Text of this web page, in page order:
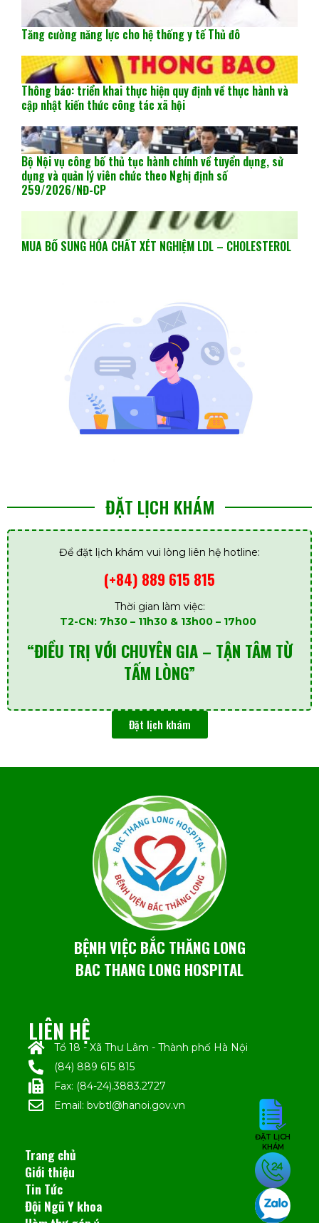
Tăng cường năng lực cho hệ thống y tế Thủ đô
Thông báo: triển khai thực hiện quy định về thực hành và
cập nhật kiến thức công tác xã hội
Bộ Nội vụ công bố thủ tục hành chính về tuyển dụng, sử
dụng và quản lý viên chức theo Nghị định số
259/2026/NĐ-CP
MUA BỔ SUNG HÓA CHẤT XÉT NGHIỆM LDL – CHOLESTEROL
ĐẶT LỊCH KHÁM
Để đặt lịch khám vui lòng liên hệ hotline:
(+84) 889 615 815
Thời gian làm việc:
T2-CN: 7h30 – 11h30 & 13h00 – 17h00
“ĐIỀU TRỊ VỚI CHUYÊN GIA – TẬN TÂM TỪ
TẤM LÒNG”
Đặt lịch khám
BỆNH VIỆC BẮC THĂNG LONG
BAC THANG LONG HOSPITAL
LIÊN HỆ
Tổ 18 - Xã Thư Lâm - Thành phố Hà Nội
(84) 889 615 815
Fax: (84-24).3883.2727
Email: bvbtl@hanoi.gov.vn
Trang chủ
Giới thiệu
Tin Tức
Đội Ngũ Y khoa
ĐẶT LỊCH
KHÁM